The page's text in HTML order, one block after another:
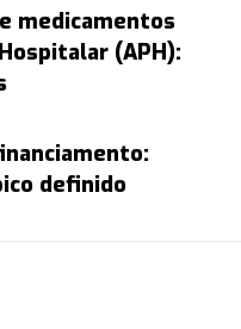
medicamentos
(APH):
definido